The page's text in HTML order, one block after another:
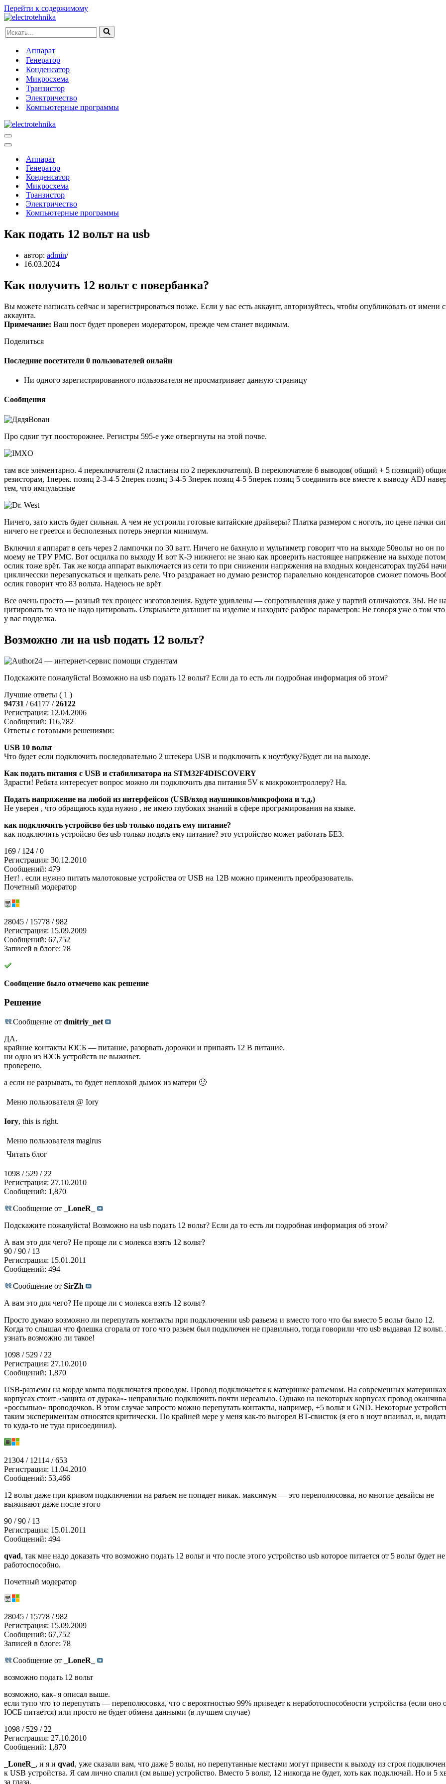
Перейти к содержимому
Искать...
Аппарат
Генератор
Конденсатор
Микросхема
Транзистор
Электричество
Компьютерные программы
Меню
навигации
Меню
навигацииАппарат
Генератор
Конденсатор
Микросхема
Транзистор
Электричество
Компьютерные программы
Как подать 12 вольт на usb
автор: admin
16.03.2024
Как получить 12 вольт с повербанка?
Вы можете написать сейчас и зарегистрироваться позже. Если у вас есть аккаунт, авторизуйтесь, чтобы опубликовать от имени
аккаунта.
Примечание: Ваш пост будет проверен модератором, прежде чем станет видимым.
Поделиться
Последние посетители 0 пользователей онлайн
Ни одного зарегистрированного пользователя не просматривает данную страницу
Сообщения
Про сдвиг тут поосторожнее. Регистры 595-е уже отвергнуты на этой почве.
там все элементарно. 4 переключателя (2 пластины по 2 переключателя). В переключателе 6 выводов( общий + 5 позиций)
резисторам, 1перек. позиц 2-3-4-5 2перек позиц 3-4-5 3перек позиц 4-5 5перек позиц 5 соединить все вместе к выводу ADJ
тем, что импульсные
Ничего, зато кисть будет сильная. А чем не устроили готовые китайские драйверы? Платка размером с ноготь, по цене пачки
ничего не греется и бесполезных потерь энергии минимум.
Включил я аппарат в сеть через 2 лампочки по 30 ватт. Ничего не бахнуло и мультиметр говорит что на выходе 50вольт но он по
моему не ТРУ РМС. Вот осцилка по выходу И вот К-Э нижнего: не знаю как проверить настоящее напряжение на выходе
ослик тоже врёт. Так же когда аппарат выключается из сети то при снижении напряжения на входных конденсаторах tny264
цикличесски перезапускаться и щелкать реле. Что раздражает но думаю резистор паралельно конденсаторов сможет помочь
ослик говорит что 83 вольта. Надеюсь не врёт
Все очень просто — разный тех процесс изготовления. Будете удивлены — сопротивления даже у партий отличаются. ЗЫ. Не
цитировать то что не надо цитировать. Открываете даташит на изделие и находите разброс параметров: Не говоря уже о том
у вас подделка.
Возможно ли на usb подать 12 вольт?
Подскажите пожалуйста! Возможно на usb подать 12 вольт? Если да то есть ли подробная информация об этом?
Лучшие ответы ( 1 )
94731 / 64177 /26122
Регистрация: 12.04.2006
Сообщений: 116,782
Ответы с готовыми решениями:
USB 10 вольт
Что будет если подключить последовательно 2 штекера USB и подключить к ноутбуку?Будет ли на выходе.
Как подать питания с USB и стабилизатора на STM32F4DISCOVERY
Здрасти! Ребята интересует вопрос можно ли подключить два питания 5V к микроконтроллеру? На.
Подать напряжение на любой из интерфейсов (USB/вход наушников/микрофона и т.д.)
Не уверен , что обращаюсь куда нужно , не имею глубоких знаний в сфере програмирования на языке.
как подключить устройсво без usb только подать ему питание?
как подключить устройсво без usb только подать ему питание? это устройство может работать БЕЗ.
169 / 124 / 0
Регистрация: 30.12.2010
Сообщений: 479
Нет! . если нужно питать малотоковые устройства от USB на 12В можно применить преобразователь.
Почетный модератор
28045 / 15778 / 982
Регистрация: 15.09.2009
Сообщений: 67,752
Записей в блоге: 78
Сообщение было отмечено как решение
Решение
Сообщение от dmitriy_net
ДА.
крайние контакты ЮСБ — питание, разорвать дорожки и припаять 12 В питание.
ни одно из ЮСБ устройств не выживет.
проверено.
а если не разрывать, то будет неплохой дымок из матери 🙂
Меню пользователя @ Iory
Iory, this is right.
Меню пользователя magirus
Читать блог
1098 / 529 / 22
Регистрация: 27.10.2010
Сообщений: 1,870
Сообщение от
_LoneR_
Подскажите пожалуйста! Возможно на usb подать 12 вольт? Если да то есть ли подробная информация об этом?
А вам это для чего? Не проще ли с молекса взять 12 вольт?
90 / 90 / 13
Регистрация: 15.01.2011
Сообщений: 494
Сообщение от SirZh
А вам это для чего? Не проще ли с молекса взять 12 вольт?
Просто думаю возможно ли перепутать контакты при подключении usb разьема и вместо того что бы вместо 5 вольт было 12.
Когда то слышал что флешка сгорала от того что разьем был подключен не правильно, тогда говорили что usb выдавал 12
узнать возможно ли такое!
1098 / 529 / 22
Регистрация: 27.10.2010
Сообщений: 1,870
USB-разъемы на морде компа подключатся проводом. Провод подключается к материнке разъемом. На современных
корпусах стоит «защита от дурака»- неправильно подключить почти нереально. Однако на некоторых корпусах провод
«россыпью» проводочков. В этом случае запросто можно перепутать контакты, например, +5 вольт и GND. Некоторые
таким экспериментам относятся критически. По крайней мере у меня как-то выгорел BT-свисток (я его в ноут впаивал, и,
то куда-то не туда присоединил).
21304 / 12114 / 653
Регистрация: 11.04.2010
Сообщений: 53,466
12 вольт даже при кривом подключении на разъем не попадет никак. максимум — это переполюсовка, но многие девайсы не
выживают даже после этого
90 / 90 / 13
Регистрация: 15.01.2011
Сообщений: 494
qvad, так мне надо доказать что возможно подать 12 вольт и что после этого устройство usb которое питается от 5 вольт будет не
работоспособно.
Почетный модератор
28045 / 15778 / 982
Регистрация: 15.09.2009
Сообщений: 67,752
Записей в блоге: 78
Сообщение от
_LoneR_
возможно подать 12 вольт
возможно, как- я описал выше.
если тупо что то перепутать — переполюсовка, что с вероятностью 99% приведет к неработоспособности устройства (если оно
ЮСБ питается) или просто не будет обмена данными (в лучшем случае)
1098 / 529 / 22
Регистрация: 27.10.2010
Сообщений: 1,870
_LoneR_ , и я и qvad, уже сказали вам, что даже 5 вольт, но перепутанные местами могут привести к выходу из строя
к USB устройства. Я сам лично спалил (см выше) устройство. Вместо 5 вольт, 12 никогда не будет, хоть как подключай. Но и 5
за глаза.